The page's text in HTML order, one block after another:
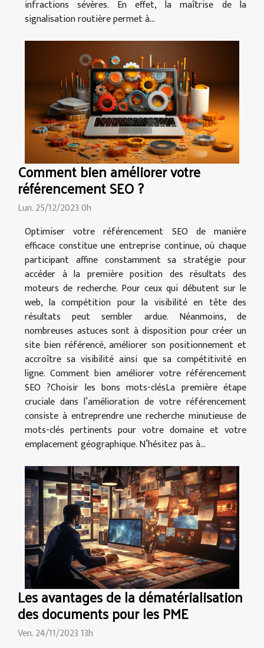
infractions sévères. En effet, la maîtrise de la
signalisation routière permet à...
Comment bien améliorer votre
référencement SEO ?
Lun. 25/12/2023 0h
Optimiser votre référencement SEO de manière
efficace constitue une entreprise continue, où chaque
participant affine constamment sa stratégie pour
accéder à la première position des résultats des
moteurs de recherche. Pour ceux qui débutent sur le
web, la compétition pour la visibilité en tête des
résultats peut sembler ardue. Néanmoins, de
nombreuses astuces sont à disposition pour créer un
site bien référencé, améliorer son positionnement et
accroître sa visibilité ainsi que sa compétitivité en
ligne. Comment bien améliorer votre référencement
SEO ?Choisir les bons mots-clésLa première étape
cruciale dans l’amélioration de votre référencement
consiste à entreprendre une recherche minutieuse de
mots-clés pertinents pour votre domaine et votre
emplacement géographique. N’hésitez pas à...
Les avantages de la dématérialisation
des documents pour les PME
Ven. 24/11/2023 13h